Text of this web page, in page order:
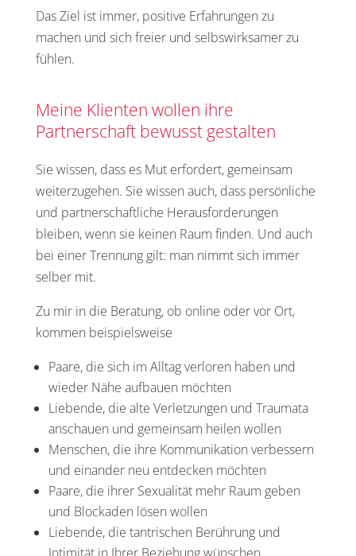
Das Ziel ist immer, positive Erfahrungen zu
machen und sich freier und selbswirksamer zu
fühlen.
Meine Klienten wollen ihre
Partnerschaft bewusst gestalten
Sie wissen, dass es Mut erfordert, gemeinsam
weiterzugehen. Sie wissen auch, dass persönliche
und partnerschaftliche Herausforderungen
bleiben, wenn sie keinen Raum finden. Und auch
bei einer Trennung gilt: man nimmt sich immer
selber mit.
Zu mir in die Beratung, ob online oder vor Ort,
kommen beispielsweise
Paare, die sich im Alltag verloren haben und
wieder Nähe aufbauen möchten
Liebende, die alte Verletzungen und Traumata
anschauen und gemeinsam heilen wollen
Menschen, die ihre Kommunikation verbessern
und einander neu entdecken möchten
Paare, die ihrer Sexualität mehr Raum geben
und Blockaden lösen wollen
Liebende, die tantrischen Berührung und